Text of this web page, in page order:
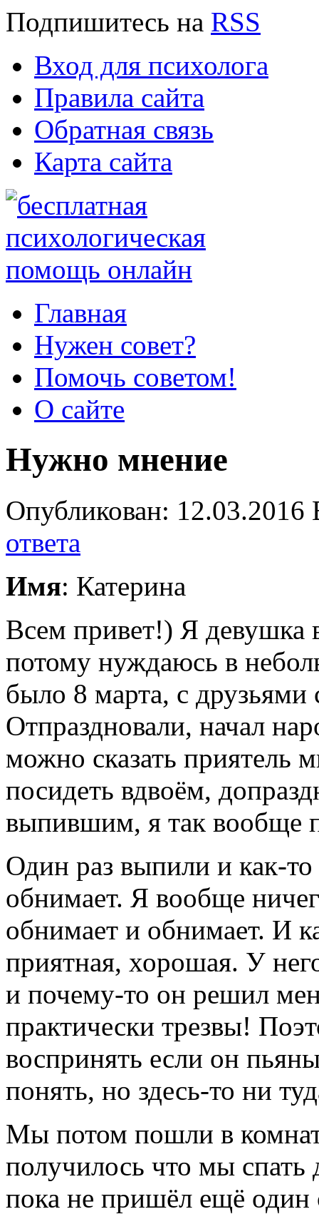
Подпишитесь на RSS
Вход для психолога
Правила сайта
Обратная связь
Карта сайта
Главная
Нужен совет?
Помочь советом!
О сайте
Нужно мнение
Опубликован:
ответа
Имя: Катерина
Всем привет!) Я девушка
потому нуждаюсь в
было 8 марта, с друзьями
Отпраздновали, начал
можно сказать приятель
посидеть вдвоём,
выпившим, я так вообще
Один раз выпили и как-
обнимает. Я вообще
обнимает и обнимает. И
приятная, хорошая. У
и почему-то он решил
практически трезвы!
воспринять если он
понять, но здесь-то ни
Мы потом пошли в
получилось что мы
пока не пришёл ещё один